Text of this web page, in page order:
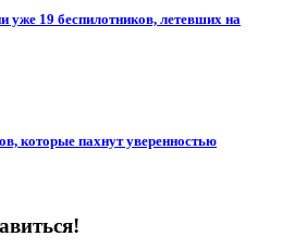
уже 19 беспилотников, летевших на
которые пахнут уверенностью